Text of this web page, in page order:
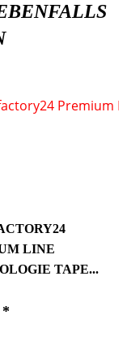
LINE
TAPE...
*